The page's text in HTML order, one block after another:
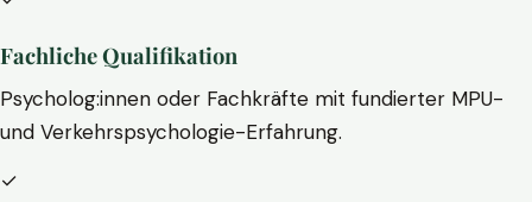
Fachliche Qualifikation
Psycholog:innen oder Fachkräfte mit fundierter MPU-
und Verkehrspsychologie-Erfahrung.
✓